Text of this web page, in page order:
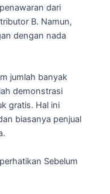
dari
B. Namun,
dengan nada
jumlah banyak
demonstrasi
gratis. Hal ini
biasanya penjual
Sebelum